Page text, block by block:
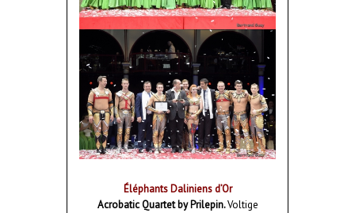
Éléphants Daliniens d’Or
Acrobatic Quartet by Prilepin.Voltige